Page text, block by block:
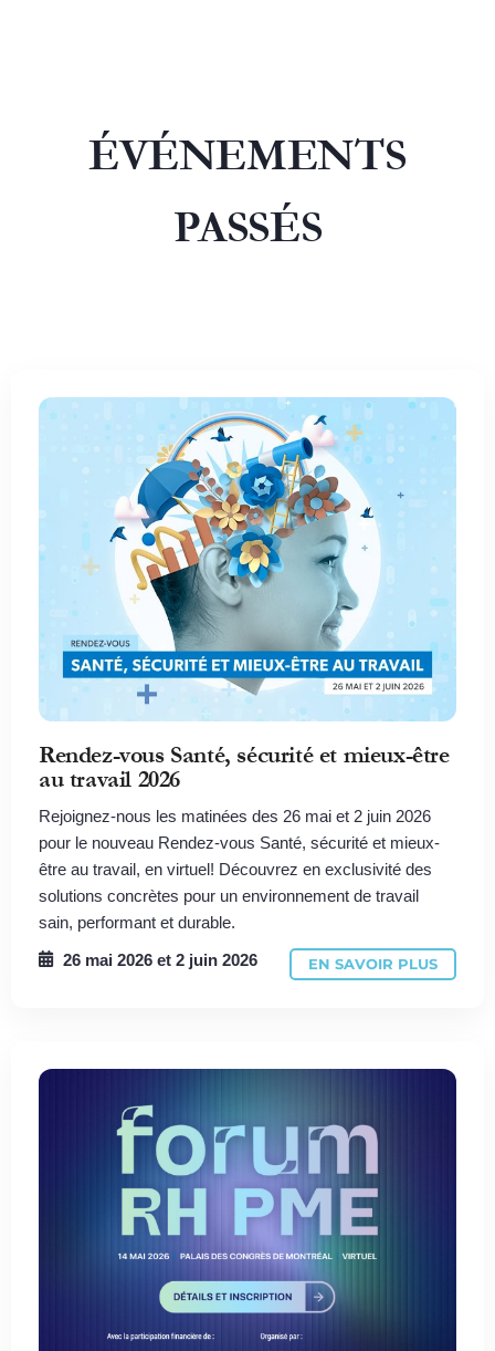
ÉVÉNEMENTS
PASSÉS
Rendez-vous Santé, sécurité et mieux-être
au travail 2026
Rejoignez-nous les matinées des 26 mai et 2 juin 2026
pour le nouveau Rendez-vous Santé, sécurité et mieux-
être au travail, en virtuel! Découvrez en exclusivité des
solutions concrètes pour un environnement de travail
sain, performant et durable.
26 mai 2026 et 2 juin 2026 EN SAVOIR PLUS